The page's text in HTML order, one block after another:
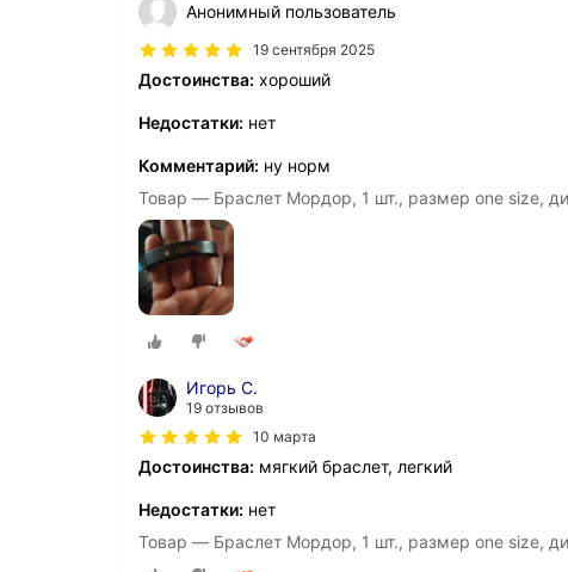
Анонимный пользователь
19 сентября 2025
Достоинства: хороший
Недостатки: нет
Комментарий: ну норм
Товар — Браслет Мордор, 1 шт., размер one size,
Игорь С.
19 отзывов
10 марта
Достоинства: мягкий браслет, легкий
Недостатки: нет
Товар — Браслет Мордор, 1 шт., размер one size,